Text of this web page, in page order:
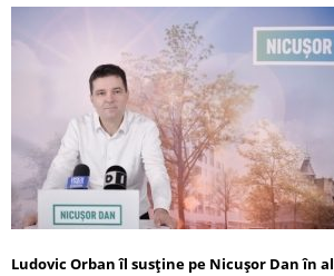
Ludovic Orban îl susține pe Nicușor Dan în